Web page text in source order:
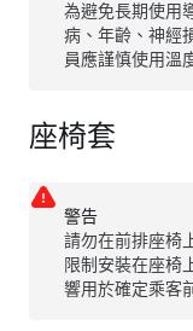
為避免長期使用
病、年齡、神經
員應謹慎使用溫
座椅套
警告
請勿在前排座椅
限制安裝在座椅
響用於確定乘客